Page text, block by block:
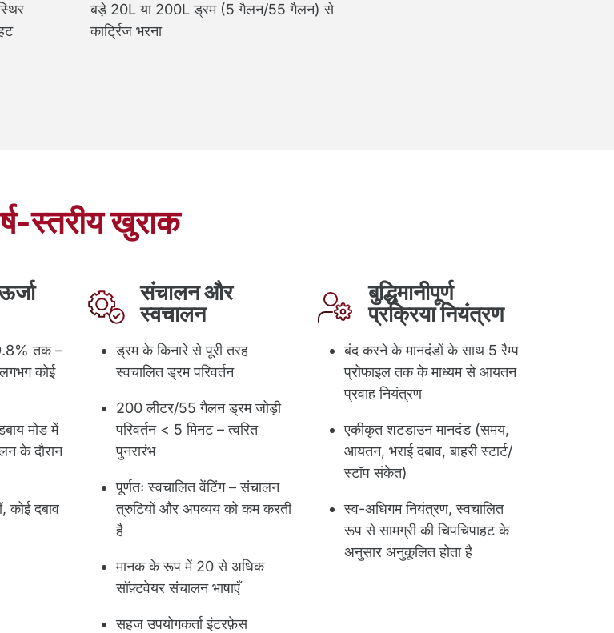
बड़े 20L या 200L ड्रम (5 गैलन/55 गैलन) से
कार्ट्रिज भरना
स्तरीय खुराक
तक –
कोई
मोड में
के दौरान
कोई दबाव
संचालन और
स्वचालन
ड्रम के किनारे से पूरी तरह
स्वचालित ड्रम परिवर्तन
200 लीटर/55 गैलन ड्रम जोड़ी
परिवर्तन < 5 मिनट – त्वरित
पुनरारंभ
पूर्णतः स्वचालित वेंटिंग – संचालन
त्रुटियों और अपव्यय को कम करती
है
मानक के रूप में 20 से अधिक
सॉफ़्टवेयर संचालन भाषाएँ
सहज उपयोगकर्ता इंटरफ़ेस
बुद्धिमानीपूर्ण
प्रक्रिया नियंत्रण
बंद करने के मानदंडों के साथ 5 रैम्प
प्रोफाइल तक के माध्यम से आयतन
प्रवाह नियंत्रण
एकीकृत शटडाउन मानदंड (समय,
आयतन, भराई दबाव, बाहरी स्टार्ट/
स्टॉप संकेत)
स्व-अधिगम नियंत्रण, स्वचालित
रूप से सामग्री की चिपचिपाहट के
अनुसार अनुकूलित होता है